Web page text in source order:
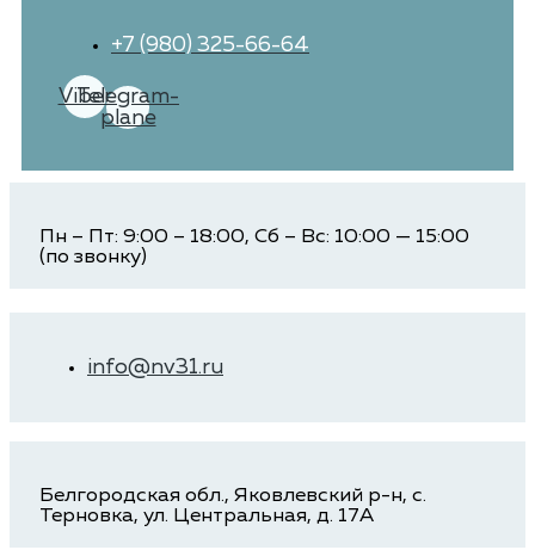
+7 (980) 325-66-64
Viber
Telegram-
plane
Пн – Пт: 9:00 – 18:00, Сб – Вс: 10:00 — 15:00
(по звонку)
info@nv31.ru
Белгородская обл., Яковлевский р-н, с.
Терновка, ул. Центральная, д. 17А